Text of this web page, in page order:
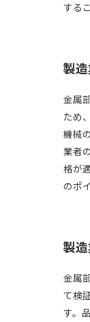
する
製
金属
ため
機械
業者
格が
のポ
製
金属
て検
す。